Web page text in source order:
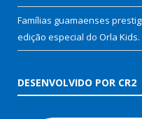
Famílias guamaenses
edição especial do Orla Kids.
DESENVOLVIDO POR CR2